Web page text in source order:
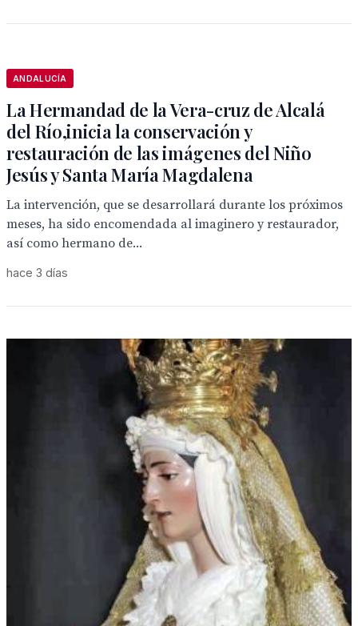
ANDALUCÍA
La Hermandad de la Vera-cruz de Alcalá
del Río,inicia la conservación y
restauración de las imágenes del Niño
Jesús y Santa María Magdalena
La intervención, que se desarrollará durante los próximos
meses, ha sido encomendada al imaginero y restaurador,
así como hermano de...
hace 3 días